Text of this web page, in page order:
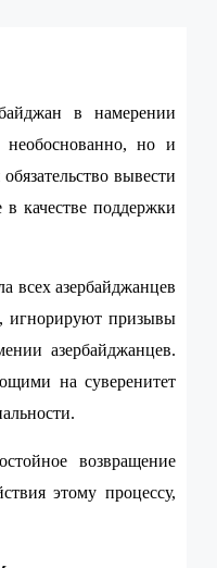
в намерении
но и
вывести
качестве поддержки
всех азербайджанцев
игнорируют призывы
азербайджанцев.
на суверенитет
возвращение
этому процессу,